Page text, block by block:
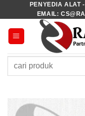
to
content
PENYEDIA ALAT
EMAIL:
Pencarian